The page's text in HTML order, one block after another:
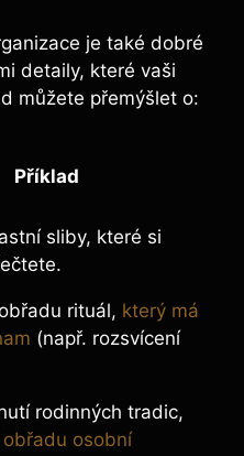
je také dobré
detaily, které vaši
můžete přemýšlet o:
Příklad
sliby, které si
rituál, který má
(např. rozsvícení
rodinných tradic,
osobní